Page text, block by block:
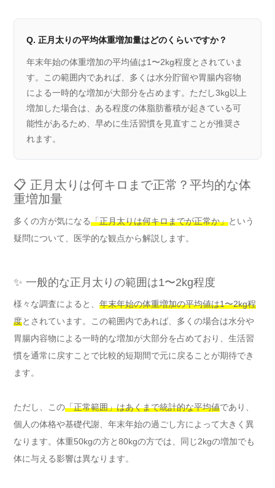
Q. 正月太りの平均体重増加量はどのくらいですか？
年末年始の体重増加の平均値は1〜2kg程度とされていま
す。この範囲内であれば、多くは水分貯留や胃腸内容物
による一時的な増加が大部分を占めます。ただし3kg以上
増加した場合は、ある程度の体脂肪蓄積が起きている可
能性があるため、早めに生活習慣を見直すことが推奨さ
れます。
📋 正月太りは何キロまで正常？平均的な体
重増加量
多くの方が気になる「正月太りは何キロまでが正常か」という
疑問について、医学的な観点から解説します。
✨ 一般的な正月太りの範囲は1〜2kg程度
様々な調査によると、 年末年始の体重増加の平均値は1〜2kg程
度とされています。この範囲内であれば、多くの場合は水分や
胃腸内容物による一時的な増加が大部分を占めており、生活習
慣を通常に戻すことで比較的短期間で元に戻ることが期待でき
ます。
ただし、この「正常範囲」はあくまで統計的な平均値であり、
個人の体格や基礎代謝、年末年始の過ごし方によって大きく異
なります。体重50kgの方と80kgの方では、同じ2kgの増加でも
体に与える影響は異なります。